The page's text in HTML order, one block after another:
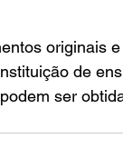
originais
de
ser